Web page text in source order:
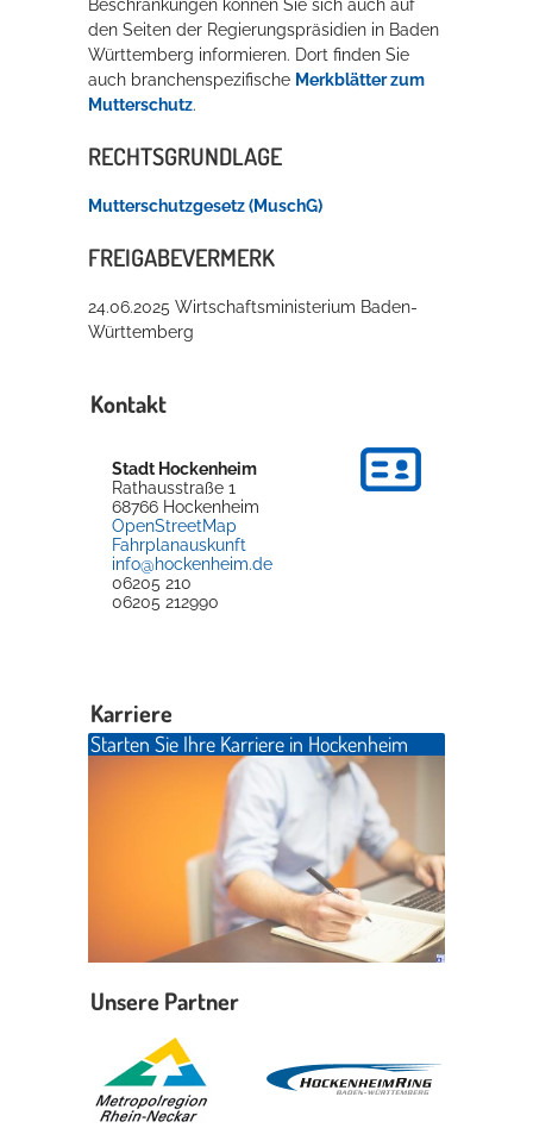
Beschränkungen können Sie sich auch auf
den Seiten der Regierungspräsidien in Baden
Württemberg informieren. Dort finden Sie
auch branchenspezifische Merkblätter zum
Mutterschutz.
RECHTSGRUNDLAGE
Mutterschutzgesetz (MuschG)
FREIGABEVERMERK
24.06.2025 Wirtschaftsministerium Baden-
Württemberg
Kontakt
Stadt Hockenheim
Rathausstraße 1
68766 Hockenheim
OpenStreetMap
Fahrplanauskunft
info@hockenheim.de
06205 210
06205 212990
Karriere
Starten Sie Ihre Karriere in Hockenheim
Unsere Partner